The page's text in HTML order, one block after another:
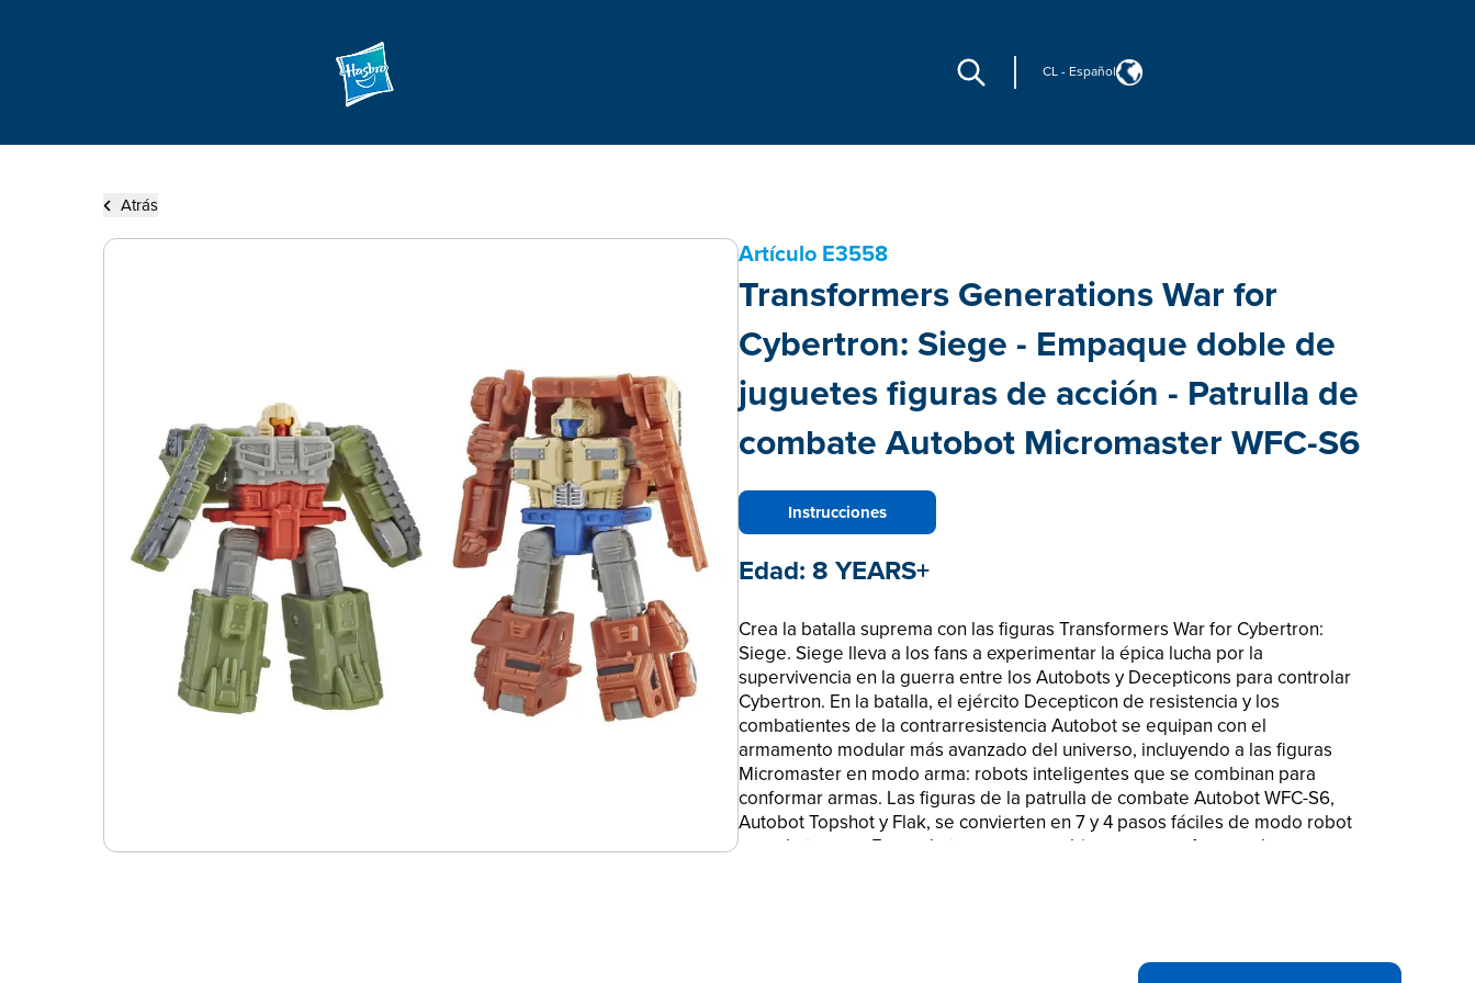
CL - Español
Atrás
Artículo E3558
Transformers Generations War for
Cybertron: Siege - Empaque doble de
juguetes figuras de acción - Patrulla de
combate Autobot Micromaster WFC-S6
Instrucciones
Edad: 8 YEARS+
Crea la batalla suprema con las figuras Transformers War for Cybertron:
Siege. Siege lleva a los fans a experimentar la épica lucha por la
supervivencia en la guerra entre los Autobots y Decepticons para controlar
Cybertron. En la batalla, el ejército Decepticon de resistencia y los
combatientes de la contrarresistencia Autobot se equipan con el
armamento modular más avanzado del universo, incluyendo a las figuras
Micromaster en modo arma: robots inteligentes que se combinan para
conformar armas. Las figuras de la patrulla de combate Autobot WFC-S6,
Autobot Topshot y Flak, se convierten en 7 y 4 pasos fáciles de modo robot
a modo tanque. En modo tanque se combinan para conformar el
semiconductor. Transformers y todos los personajes relacionados son